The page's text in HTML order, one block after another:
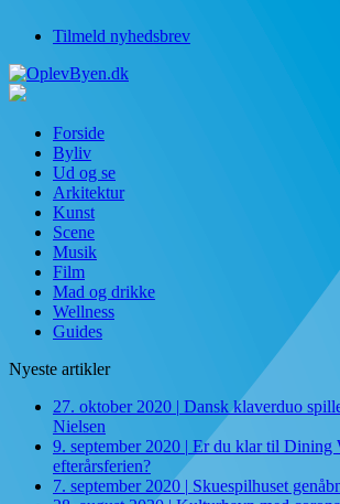
Tilmeld nyhedsbrev
Forside
Byliv
Ud og se
Arkitektur
Kunst
Scene
Musik
Film
Mad og drikke
Wellness
Guides
Nyeste artikler
27. oktober 2020 | Dansk klaverduo
Nielsen
9. september 2020 | Er du klar til Dining
efterårsferien?
7. september 2020 | Skuespilhuset